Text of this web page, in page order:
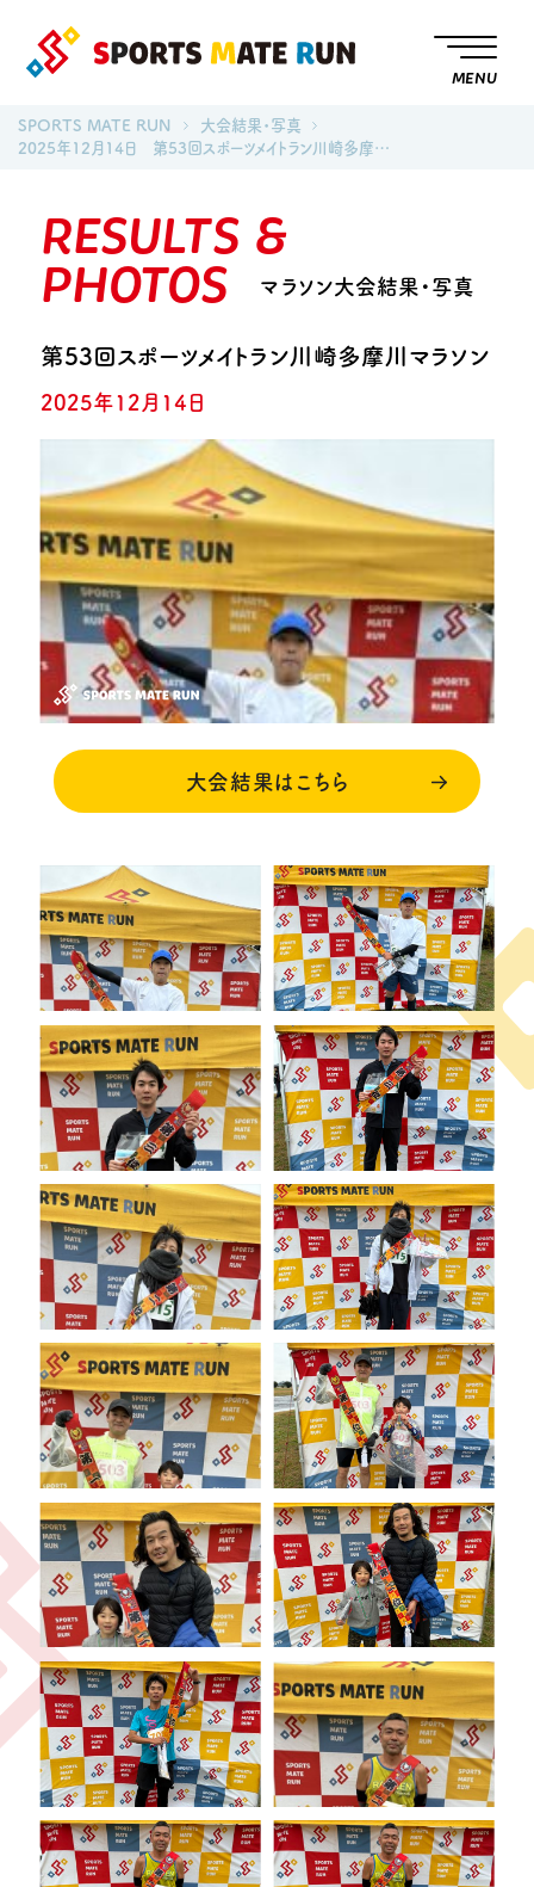
SPORTS MATE RUN
大会結果・写真
2025年12月14日 第53回スポーツメイトラン川崎多摩…
MENU
RESULTS &
PHOTOS マラソン大会結果・写真
2025年12月14日
第53回スポーツメイトラン川崎多摩川マラソン
大会結果はこちら